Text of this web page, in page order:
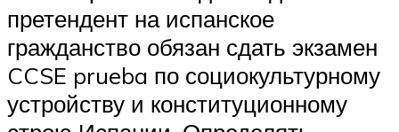
претендент на испанское
гражданство обязан сдать экзамен
CCSE prueba по социокультурному
устройству и конституционному